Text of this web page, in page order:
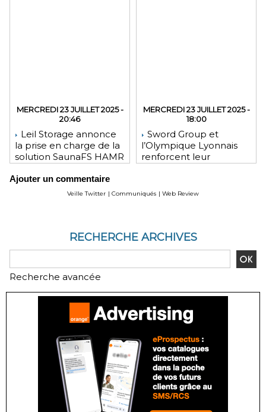
MERCREDI 23 JUILLET 2025 -
20:46
Leil Storage annonce
la prise en charge de la
solution SaunaFS HAMR
stockage accrue lors
des déploiements sur
MERCREDI 23 JUILLET 2025 -
18:00
Sword Group et
l’Olympique Lyonnais
renforcent leur
Ajouter un commentaire
Veille Twitter | Communiqués | Web Review
RECHERCHE ARCHIVES
Recherche avancée